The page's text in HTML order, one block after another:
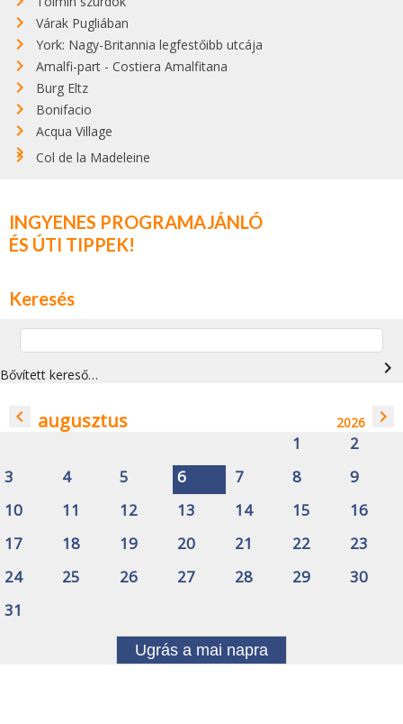
Várak Pugliában
York: Nagy-Britannia legfestőibb utcája
Amalfi-part - Costiera Amalfitana
Burg Eltz
Bonifacio
Acqua Village
Col de la Madeleine
INGYENES PROGRAMAJÁNLÓ
ÉS ÚTI TIPPEK!
Keresés
Bővített kereső… navigate_next
navigate_before augusztus 2026 navigate_next
1
2
3
4 5 6 7 8
9
10
11 12 13 14 15
16
17
18 19 20 21 22
23
24
25 26 27 28 29
30
31
Ugrás a mai napra